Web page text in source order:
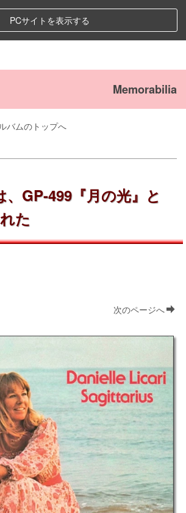
PCサイトを表示する
Memorabilia
バムのトップへ
、GP-499『月の光』と
た
次のページへ